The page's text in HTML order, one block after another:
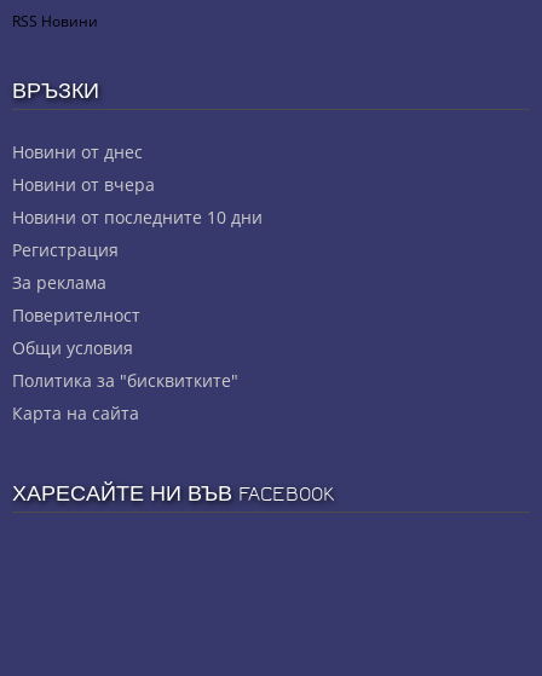
RSS Новини
ВРЪЗКИ
Новини от днес
Новини от вчера
Новини от последните 10 дни
Регистрация
За реклама
Πoвepитeлнocт
Общи условия
Политика за "бисквитките"
Карта на сайта
ХАРЕСАЙТЕ НИ ВЪВ FACEBOOK